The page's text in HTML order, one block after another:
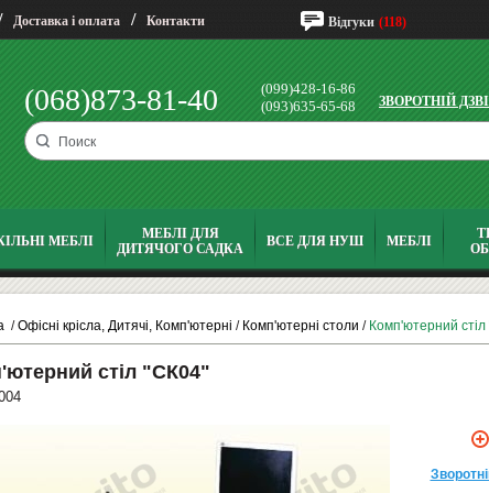
Доставка і оплата / Контакти Відгуки (118)
(068)873-81-40
(099)428-16-86
(093)635-65-68
ЗВОРОТНІЙ
МЕБЛІ
МЕБЛІ ДЛЯ
ДИТЯЧОГО САДКА
ВСЕ ДЛЯ НУШ МЕБЛІ
/Офісні крісла, Дитячі, Комп'ютерні / Комп'ютерні столи / Комп'ютерний
стіл "СК04"